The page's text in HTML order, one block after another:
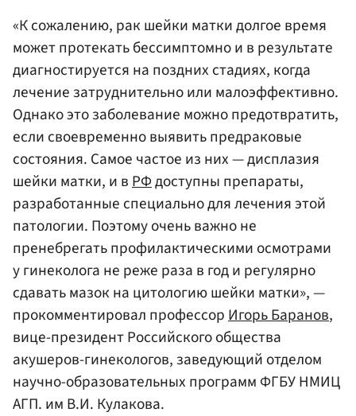
«К сожалению, рак шейки матки долгое время
может протекать бессимптомно и в результате
диагностируется на поздних стадиях, когда
лечение затруднительно или малоэффективно.
Однако это заболевание можно предотвратить,
если своевременно выявить предраковые
состояния. Самое частое из них — дисплазия
шейки матки, и вРФдоступны препараты,
разработанные специально для лечения этой
патологии. Поэтому очень важно не
пренебрегать профилактическими осмотрами
у гинеколога не реже раза в год и регулярно
сдавать мазок на цитологию шейки матки», —
прокомментировал профессорИгорь Баранов,
вице-президент Российского общества
акушеров-гинекологов, заведующий отделом
научно-образовательных программ ФГБУ НМИЦ
АГП. им В.И. Кулакова.